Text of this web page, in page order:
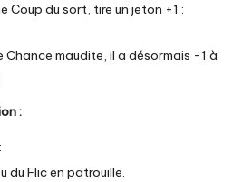
Coup du sort, tire un jeton +1 :
Chance maudite, il a désormais -1 à
:
du Flic en patrouille.